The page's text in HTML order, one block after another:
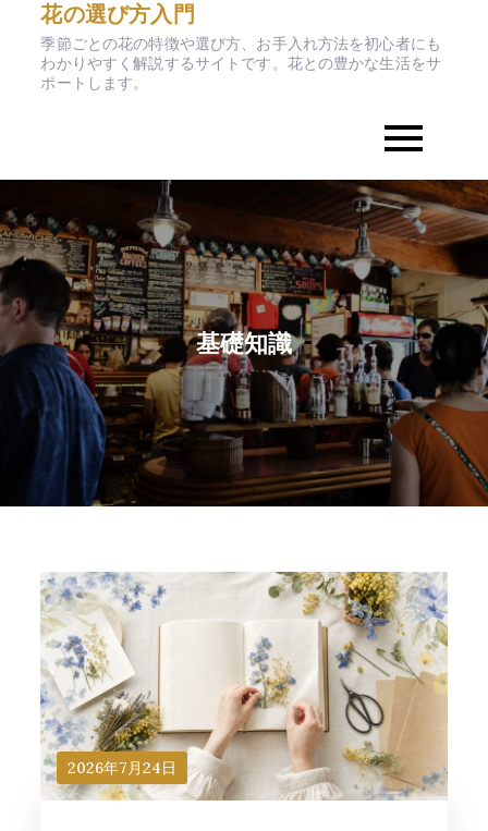
content
花の選び方入門
季節ごとの花の特徴や選び方、お手入れ方法を初心者にも
わかりやすく解説するサイトです。花との豊かな生活をサ
ポートします。
基礎知識
2026年7月24日